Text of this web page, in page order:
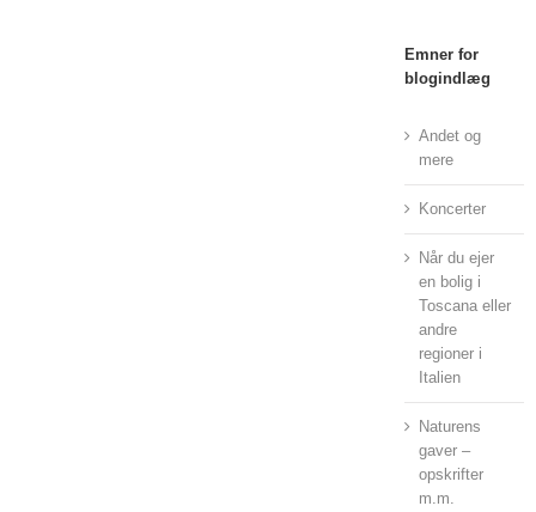
Emner for
blogindlæg
Andet og
mere
Koncerter
Når du ejer
en bolig i
Toscana eller
andre
regioner i
Italien
Naturens
gaver –
opskrifter
m.m.